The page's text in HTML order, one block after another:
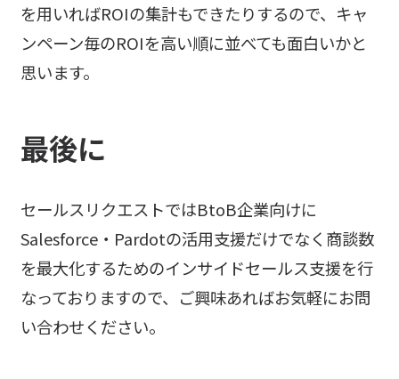
を用いればROIの集計もできたりするので、キャ
ンペーン毎のROIを高い順に並べても面白いかと
思います。
最後に
セールスリクエストではBtoB企業向けに
Salesforce・Pardotの活用支援だけでなく商談数
を最大化するためのインサイドセールス支援を行
なっておりますので、ご興味あればお気軽にお問
い合わせください。